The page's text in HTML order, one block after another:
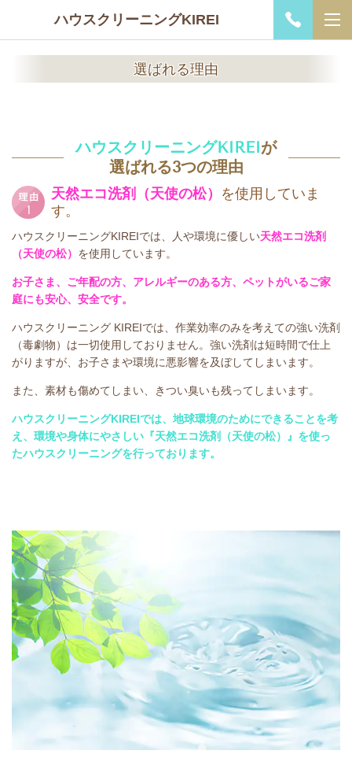
ハウスクリーニングKIREI
選ばれる理由
ハウスクリーニングKIREIが
選ばれる3つの理由
天然エコ洗剤（天使の松） を使用していま
す。
ハウスクリーニングKIREIでは、人や環境に優しい天然エコ洗剤
（天使の松） を使用しています。
お子さま、ご年配の方、アレルギーのある方、ペットがいるご家
庭にも安心、安全です。
ハウスクリーニング KIREIでは、作業効率のみを考えての強い洗剤
（毒劇物）は一切使用しておりません。強い洗剤は短時間で仕上
がりますが、お子さまや環境に悪影響を及ぼしてしまいます。
また、素材も傷めてしまい、きつい臭いも残ってしまいます。
ハウスクリーニングKIREIでは、地球環境のためにできることを考
え、環境や身体にやさしい『天然エコ洗剤（天使の松）』を使っ
たハウスクリーニングを行っております。